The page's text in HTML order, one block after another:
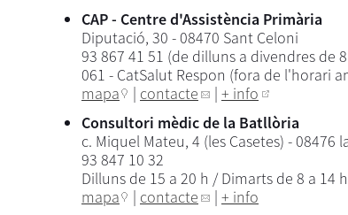
CAP - Centre d'Assistència Primària
Diputació, 30 - 08470 Sant Celoni
93 867 41 51 (de dilluns a divendres de
061 - CatSalut Respon (fora de l'horari
mapa
| contacte | + info
Consultori mèdic de la Batllòria
c. Miquel Mateu, 4 (les Casetes) - 08476
93 847 10 32
Dilluns de 15 a 20 h / Dimarts de 8 a 14
mapa
| contacte | + info